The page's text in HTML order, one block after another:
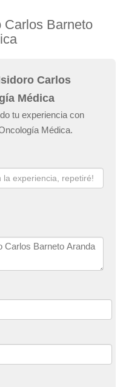
Carlos Barneto
Carlos
Médica
tu experiencia con
Médica.